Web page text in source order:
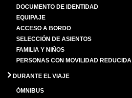
DOCUMENTO DE IDENTIDAD
EQUIPAJE
ACCESO A BORDO
SELECCIÓN DE ASIENTOS
FAMILIA Y NIÑOS
PERSONAS CON MOVILIDAD REDUCIDA
DURANTE EL VIAJE
ÓMNIBUS